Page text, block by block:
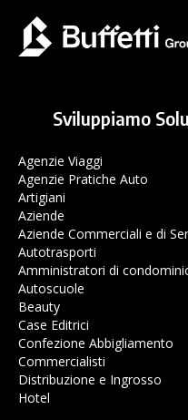
Sviluppiamo
Agenzie Viaggi
Agenzie Pratiche Auto
Artigiani
Aziende
Aziende Commerciali e di
Autotrasporti
Amministratori di
Autoscuole
Beauty
Case Editrici
Confezione Abbigliamento
Commercialisti
Distribuzione e Ingrosso
Hotel